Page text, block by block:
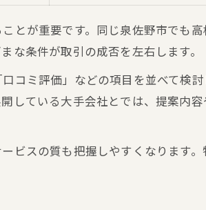
とが重要です。同じ泉佐野市でも高
条件が取引の成否を左右します。
コミ評価」などの項目を並べて検討
している大手会社とでは、提案内容
ビスの質も把握しやすくなります。